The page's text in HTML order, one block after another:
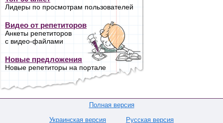
Лидеры по просмотрам пользователей
Видео от репетиторов
Анкеты репетиторов
с видео-файлами
Новые предложения
Новые репетиторы на портале
Полная версия
Украинская версия
Русская версия